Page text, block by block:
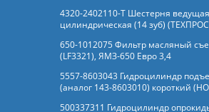
4320-2402110-Т Шестерня ведущая
цилиндрическая (14 зуб)
650-1012075 Фильтр масляный
(LF3321), ЯМЗ-650 Евро 3,4
5557-8603043 Гидроцилиндр
(аналог 143-8603010) короткий
500337311 Гидроцилиндр